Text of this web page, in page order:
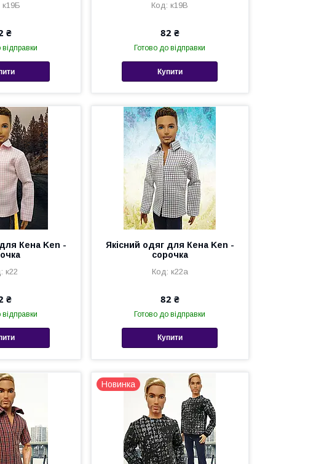
к19Б
₴
відправки
к19В
82 ₴
Готово до відправки
Купити
Кена Ken -
к22
₴
відправки
Якісний одяг для Кена Ken -
сорочка
к22а
82 ₴
Готово до відправки
Купити
Новинка